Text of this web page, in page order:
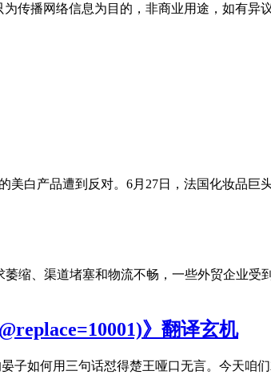
播网络信息为目的，非商业用途，如有异
白产品遭到反对。6月27日，法国化妆品
缩、渠道堵塞和物流不畅，一些外贸企业
》翻译玄机
子如何用三句话怼得楚王哑口无言。今天咱